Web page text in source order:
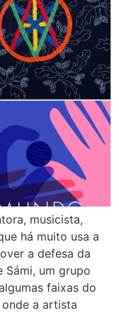
musicista,
há muito usa a
a defesa da
Sámi, um grupo
faixas do
onde a artista